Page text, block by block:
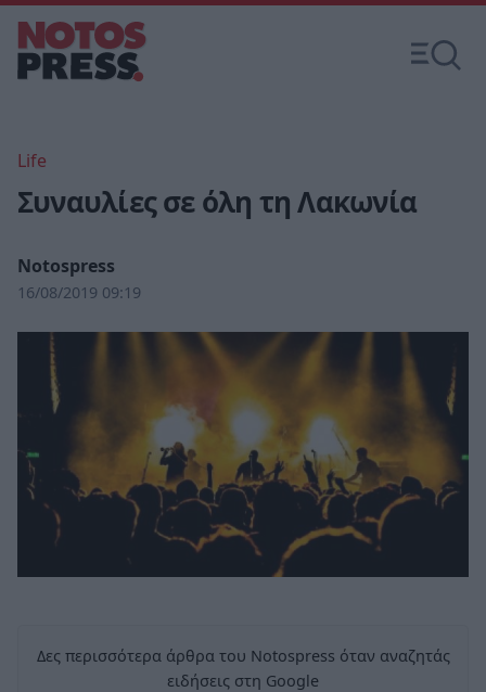
Life
Συναυλίες σε όλη τη Λακωνία
Notospress
16/08/2019 09:19
Δες περισσότερα άρθρα του Notospress όταν αναζητάς
ειδήσεις στη Google